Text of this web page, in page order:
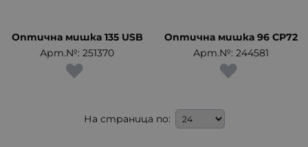
Оптична мишка 135 USB
Арт.№: 251370
Оптична мишка 96 CP72
Арт.№: 244581
На страница по: